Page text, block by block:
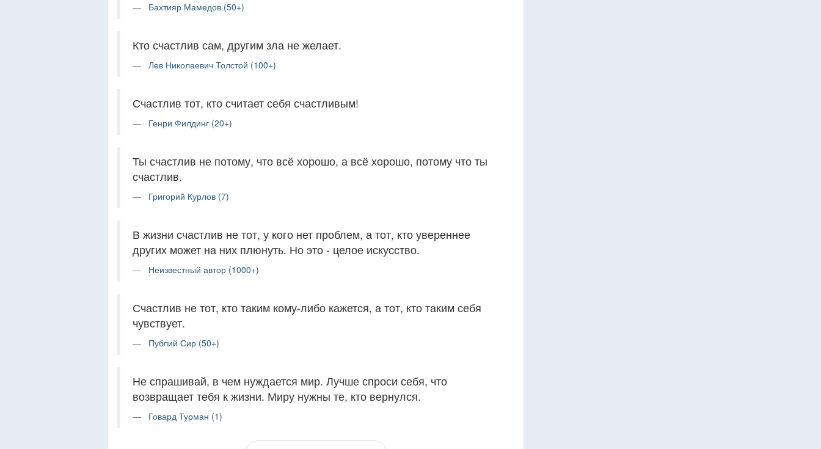
Бахтияр Мамедов (50+)
Кто счастлив сам, другим зла не желает.
Лев Николаевич Толстой (100+)
Счастлив тот, кто считает себя счастливым!
Генри Филдинг (20+)
Ты счастлив не потому, что всё хорошо, а всё хорошо, потому что ты
счастлив.
Григорий Курлов (7)
‎В жизни счастлив не тот, у кого нет проблем, а тот, кто увереннее
других может на них плюнуть. Но это - целое искусство.
Неизвестный автор (1000+)
Счастлив не тот, кто таким кому-либо кажется, а тот, кто таким себя
чувствует.
Публий Сир (50+)
Не спрашивай, в чем нуждается мир. Лучше спроси себя, что
возвращает тебя к жизни. Миру нужны те, кто вернулся.
Говард Турман (1)